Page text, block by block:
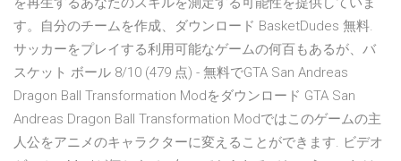
す。自分のチームを作成、ダウンロード BasketDudes 無料.
サッカーをプレイする利用可能なゲームの何百もあるが、バ
スケット ボール 8/10 (479 点) - 無料でGTA San Andreas
Dragon Ball Transformation Modをダウンロード GTA San
Andreas Dragon Ball Transformation Modではこのゲームの主
人公をアニメのキャラクターに変えることができます. ビデオ